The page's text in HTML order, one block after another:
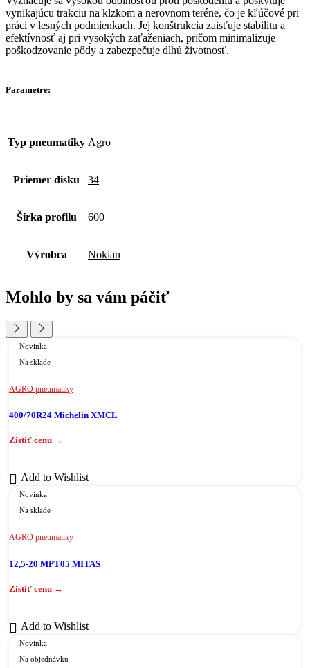
vynikajúcu trakciu na klzkom a nerovnom teréne, čo je kľúčové pri
práci v lesných podmienkach. Jej konštrukcia zaisťuje stabilitu a
efektívnosť aj pri vysokých zaťaženiach, pričom minimalizuje
poškodzovanie pôdy a zabezpečuje dlhú životnosť.
Parametre:
Typ pneumatiky Agro
Priemer disku 34
Šírka profilu 600
Výrobca Nokian
Mohlo by sa vám páčiť
Novinka
Na sklade
AGRO pneumatiky
400/70R24 Michelin XMCL
Add to Wishlist
Novinka
Na sklade
AGRO pneumatiky
12,5-20 MPT05 MITAS
Add to Wishlist
Novinka
Na objednávku